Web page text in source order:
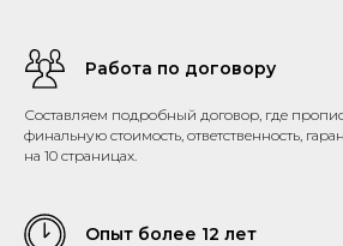
Работа по договору
Составляем подробный договор, где
финальную стоимость, ответственность,
на 10 страницах.
Опыт более 12 лет